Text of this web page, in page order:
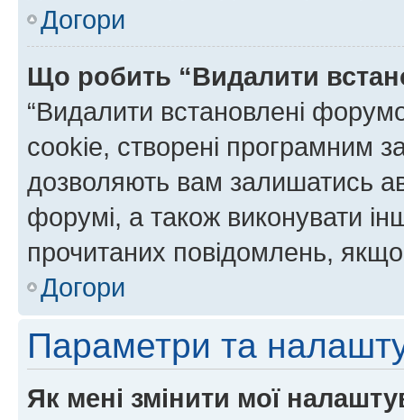
Догори
Що робить “Видалити
“Видалити встановлені
cookie, створені програмним
дозволяють вам залишатись
форумі, а також виконувати
прочитаних повідомлень,
Догори
Параметри та
Як мені змінити мої